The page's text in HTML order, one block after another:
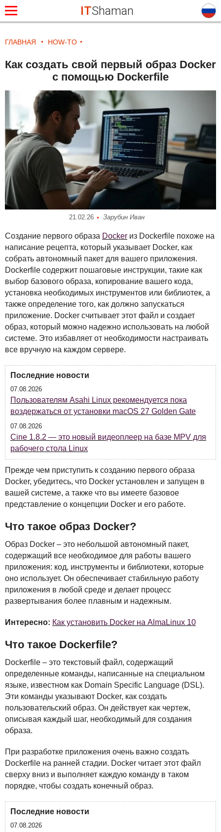
ITShaman
ГЛАВНАЯ HOW-TO
Как создать свой первый образ Docker
с помощью Dockerfile
21.02.26 Зарубин Иван
Создание первого образа Docker из Dockerfile похоже на
написание рецепта, который указывает Docker, как
собрать автономный пакет для вашего приложения.
Dockerfile содержит пошаговые инструкции, такие как
выбор базового образа, копирование вашего кода,
установка необходимых инструментов или библиотек, а
также определение того, как должно запускаться
приложение. Docker считывает этот файл и создает
образ, который можно надежно использовать на любой
системе. Это избавляет от необходимости настраивать
все вручную на каждом сервере.
Последние новости
07.08.2026
Пользователям Asahi Linux рекомендуется пока
воздержаться от установки macOS 27 Golden Gate
07.08.2026
Cine 1.8.2 — это новый видеоплеер на базе MPV для
рабочего стола Linux
Прежде чем приступить к созданию первого образа
Docker, убедитесь, что Docker установлен и запущен в
вашей системе, а также что вы имеете базовое
представление о концепции Docker и его работе.
Что такое образ Docker?
Образ Docker – это небольшой автономный пакет,
содержащий все необходимое для работы вашего
приложения: код, инструменты и библиотеки, которые
оно использует. Он обеспечивает стабильную работу
приложения в любой среде и делает процесс
развертывания более плавным и надежным.
Интересно: Как установить Docker на AlmaLinux 10
Что такое Dockerfile?
Dockerfile – это текстовый файл, содержащий
определенные команды, написанные на специальном
языке, известном как Domain Specific Language (DSL).
Эти команды указывают Docker, как создать
пользовательский образ. Он действует как чертеж,
описывая каждый шаг, необходимый для создания
образа.
При разработке приложения очень важно создать
Dockerfile на ранней стадии. Docker читает этот файл
сверху вниз и выполняет каждую команду в таком
порядке, чтобы создать конечный образ.
Последние новости
07.08.2026